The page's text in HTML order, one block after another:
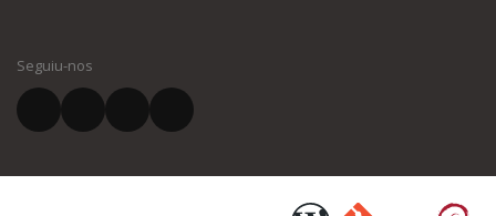
El vostre correu electrònic *
Seguiu-nos